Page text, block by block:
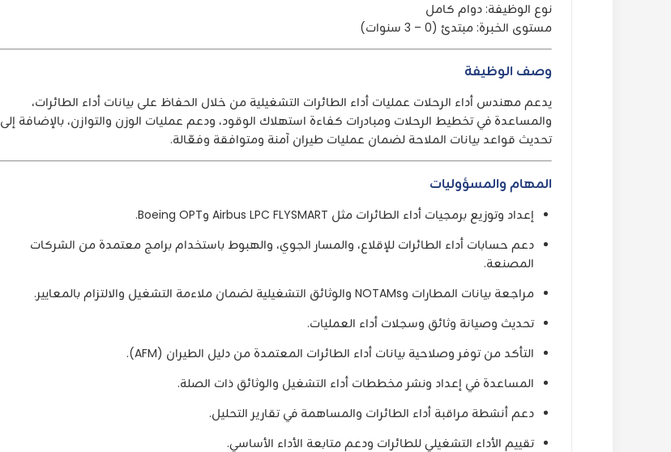
نوع الوظيفة: دوام كامل
مستوى الخبرة: مبتدئ (0 – 3 سنوات)
وصف الوظيفة
يدعم مهندس أداء الرحلات عمليات أداء الطائرات التشغيلية من خلال الحفاظ على بيانات أداء الطائرات،
والمساعدة في تخطيط الرحلات ومبادرات كفاءة استهلاك الوقود، ودعم عمليات الوزن والتوازن، بالإضافة إلى
تحديث قواعد بيانات الملاحة لضمان عمليات طيران آمنة ومتوافقة وفعّالة.
المهام والمسؤوليات
إعداد وتوزيع برمجيات أداء الطائرات مثل Airbus LPC FLYSMART وBoeing OPT.
دعم حسابات أداء الطائرات للإقلاع، والمسار الجوي، والهبوط باستخدام برامج معتمدة من الشركات
المصنعة.
مراجعة بيانات المطارات وNOTAMs والوثائق التشغيلية لضمان ملاءمة التشغيل والالتزام بالمعايير.
تحديث وصيانة وثائق وسجلات أداء العمليات.
التأكد من توفر وصلاحية بيانات أداء الطائرات المعتمدة من دليل الطيران (AFM).
المساعدة في إعداد ونشر مخططات أداء التشغيل والوثائق ذات الصلة.
دعم أنشطة مراقبة أداء الطائرات والمساهمة في تقارير التحليل.
تقييم الأداء التشغيلي للطائرات ودعم متابعة الأداء الأساسي.